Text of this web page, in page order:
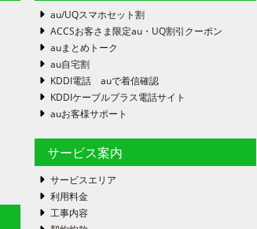
au/UQスマホセット割
ACCSお客さま限定au・UQ割引クーポン
auまとめトーク
au自宅割
KDDI電話 auで着信確認
KDDIケーブルプラス電話サイト
auお客様サポート
サービス案内
サービスエリア
利用料金
工事内容